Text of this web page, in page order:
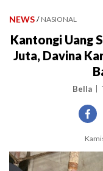
NEWS / NASIONAL
Kantongi Uang
Juta, Davina
Bella